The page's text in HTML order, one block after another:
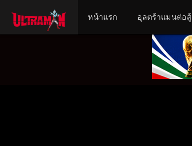
หน้าแรก อุลตร้าแมนต่อสู้